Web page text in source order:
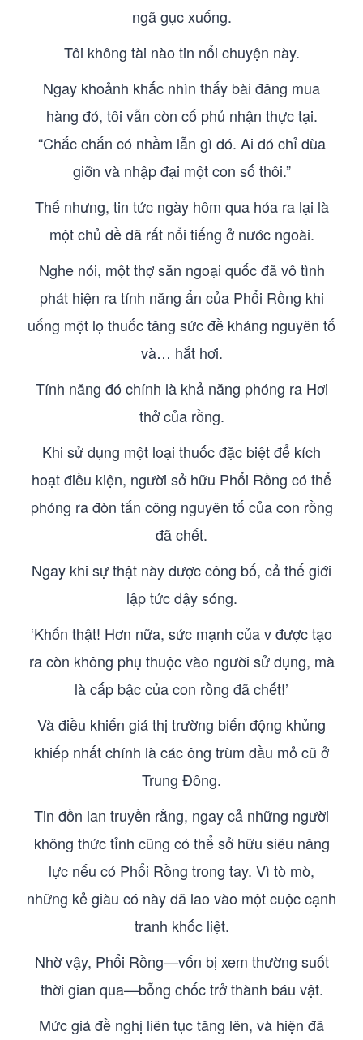
ngã gục xuống.
Tôi không tài nào tin nổi chuyện này.
Ngay khoảnh khắc nhìn thấy bài đăng mua
hàng đó, tôi vẫn còn cố phủ nhận thực tại.
“Chắc chắn có nhầm lẫn gì đó. Ai đó chỉ đùa
giỡn và nhập đại một con số thôi.”
Thế nhưng, tin tức ngày hôm qua hóa ra lại là
một chủ đề đã rất nổi tiếng ở nước ngoài.
Nghe nói, một thợ săn ngoại quốc đã vô tình
phát hiện ra tính năng ẩn của Phổi Rồng khi
uống một lọ thuốc tăng sức đề kháng nguyên tố
và… hắt hơi.
Tính năng đó chính là khả năng phóng ra Hơi
thở của rồng.
Khi sử dụng một loại thuốc đặc biệt để kích
hoạt điều kiện, người sở hữu Phổi Rồng có thể
phóng ra đòn tấn công nguyên tố của con rồng
đã chết.
Ngay khi sự thật này được công bố, cả thế giới
lập tức dậy sóng.
‘Khốn thật! Hơn nữa, sức mạnh của v được tạo
ra còn không phụ thuộc vào người sử dụng, mà
là cấp bậc của con rồng đã chết!’
Và điều khiến giá thị trường biến động khủng
khiếp nhất chính là các ông trùm dầu mỏ cũ ở
Trung Đông.
Tin đồn lan truyền rằng, ngay cả những người
không thức tỉnh cũng có thể sở hữu siêu năng
lực nếu có Phổi Rồng trong tay. Vì tò mò,
những kẻ giàu có này đã lao vào một cuộc cạnh
tranh khốc liệt.
Nhờ vậy, Phổi Rồng—vốn bị xem thường suốt
thời gian qua—bỗng chốc trở thành báu vật.
Mức giá đề nghị liên tục tăng lên, và hiện đã